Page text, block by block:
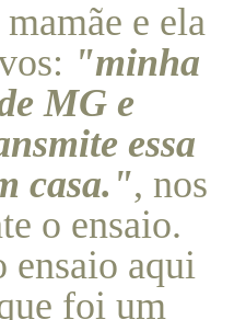
e ela
"minha
MG e
essa
casa.", nos
o ensaio.
ensaio aqui
foi um